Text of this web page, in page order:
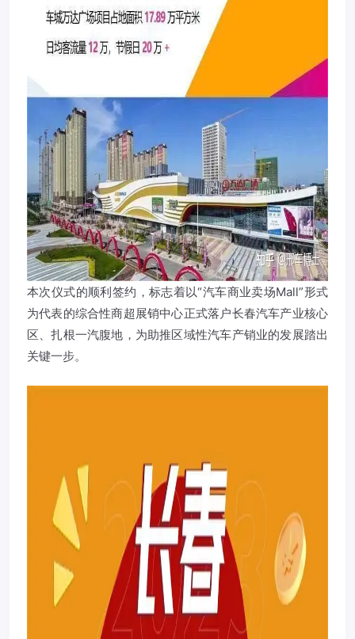
本次仪式的顺利签约，标志着以“汽车商业卖场Mall”形式
为代表的综合性商超展销中心正式落户长春汽车产业核心
区、扎根一汽腹地，为助推区域性汽车产销业的发展踏出
关键一步。